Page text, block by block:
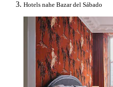
Hotels nahe Bazar del Sábado